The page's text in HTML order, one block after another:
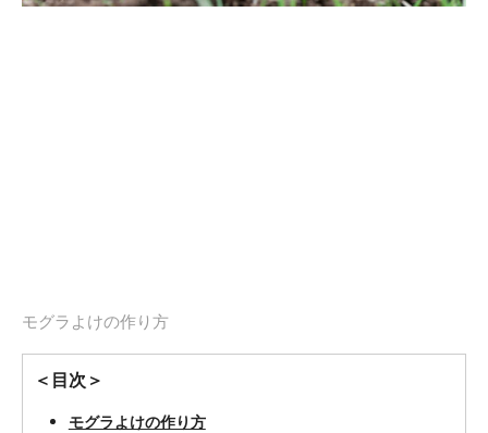
モグラよけの作り方
＜目次＞
モグラよけの作り方